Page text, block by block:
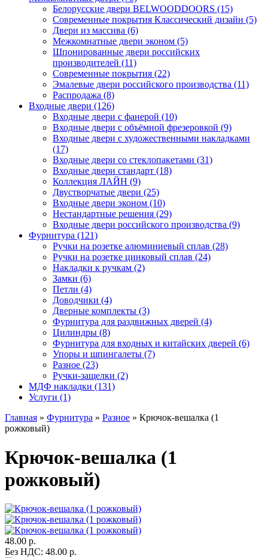
Белорусские двери BELWOODDOORS (15)
Современные покрытия Классический дизайн (5)
Двери из массива (6)
Межкомнатные двери эконом (5)
Шпонированные двери российских
производителей (11)
Современные покрытия (22)
Эмалевые двери российского производства (11)
Распродажа (8)
Входные двери (126)
Входные двери с фанерой (10)
Входные двери с объёмной фрезеровкой (9)
Входные двери с художественными накладками
(17)
Входные двери со стеклопакетами (31)
Входные двери стандарт (18)
Коллекция ЛАЙН (9)
Двустворчатые двери (25)
Входные двери эконом (10)
Нестандартные решения (29)
Входные двери российского производства (9)
Фурнитура (121)
Ручки на розетке алюминиевый сплав (28)
Ручки на розетке цинковый сплав (24)
Накладки к ручкам (2)
Замки (6)
Петли (4)
Доводчики (4)
Дверные комплекты (3)
Фурнитура для раздвижных дверей (4)
Цилиндры (8)
Фурнитура для входных и китайских дверей (6)
Упоры и шпингалеты (7)
Разное (23)
Ручки-защелки (2)
МДФ накладки (131)
Услуги (1)
Главная » Фурнитура » Разное » Крючок-вешалка (1
рожковый)
Крючок-вешалка (1
рожковый)
48.00 р.
Без НДС: 48.00 р.